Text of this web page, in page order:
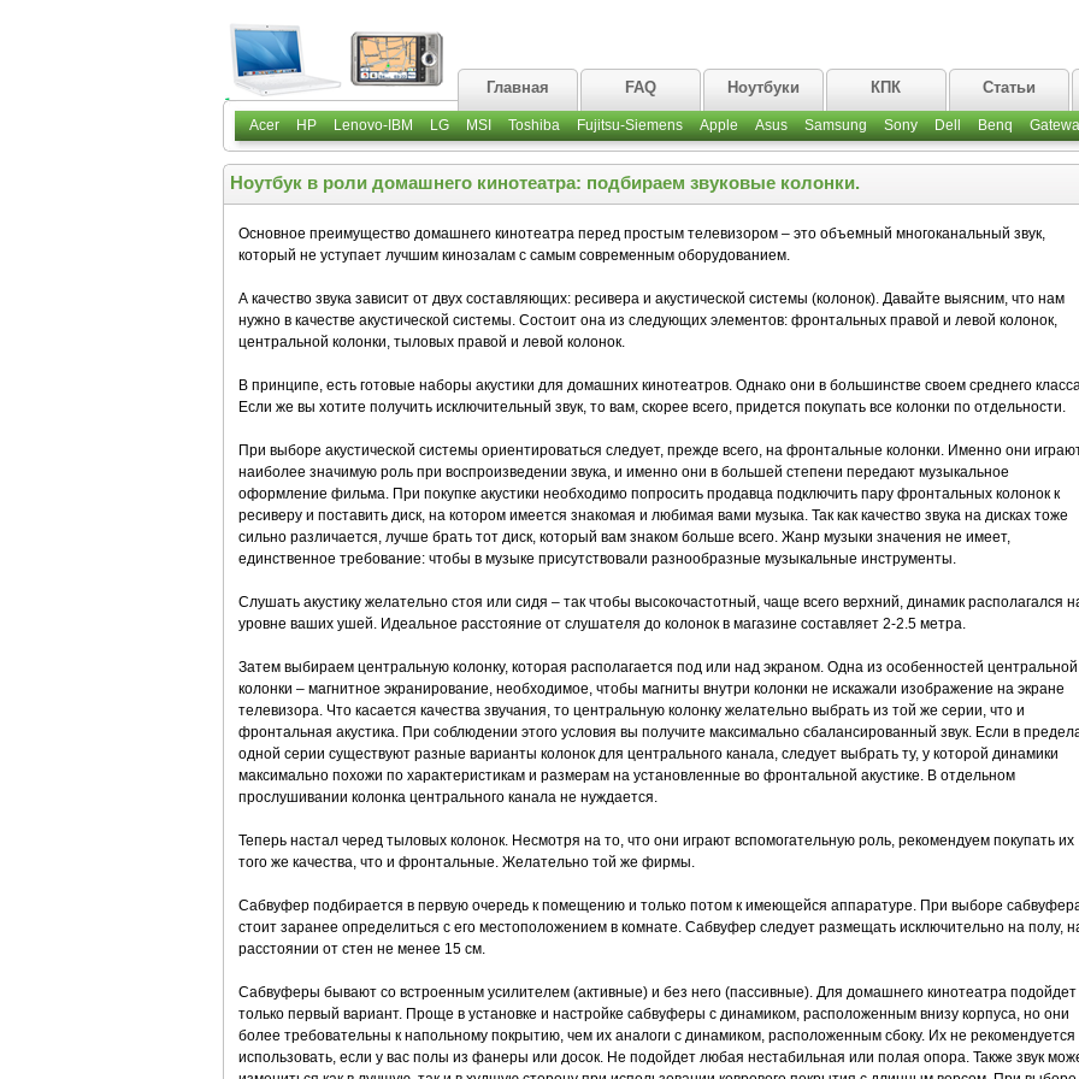
Главная FAQ Ноутбуки КПК Статьи
Acer HP Lenovo-IBM LG MSI Toshiba Fujitsu-Siemens Apple Asus Samsung Sony Dell Benq
Ноутбук в роли домашнего кинотеатра: подбираем звуковые колонки.
Основное преимущество домашнего кинотеатра перед простым телевизором – это объемный многоканальный звук,
который не уступает лучшим кинозалам с самым современным оборудованием.
А качество звука зависит от двух составляющих: ресивера и акустической системы (колонок). Давайте выясним, что нам
нужно в качестве акустической системы. Состоит она из следующих элементов: фронтальных правой и левой колонок,
центральной колонки, тыловых правой и левой колонок.
В принципе, есть готовые наборы акустики для домашних кинотеатров. Однако они в большинстве своем среднего
Если же вы хотите получить исключительный звук, то вам, скорее всего, придется покупать все колонки по отдельности.
При выборе акустической системы ориентироваться следует, прежде всего, на фронтальные колонки. Именно они
наиболее значимую роль при воспроизведении звука, и именно они в большей степени передают музыкальное
оформление фильма. При покупке акустики необходимо попросить продавца подключить пару фронтальных колонок к
ресиверу и поставить диск, на котором имеется знакомая и любимая вами музыка. Так как качество звука на дисках тоже
сильно различается, лучше брать тот диск, который вам знаком больше всего. Жанр музыки значения не имеет,
единственное требование: чтобы в музыке присутствовали разнообразные музыкальные инструменты.
Слушать акустику желательно стоя или сидя – так чтобы высокочастотный, чаще всего верхний, динамик располагался
уровне ваших ушей. Идеальное расстояние от слушателя до колонок в магазине составляет 2-2.5 метра.
Затем выбираем центральную колонку, которая располагается под или над экраном. Одна из особенностей центральной
колонки – магнитное экранирование, необходимое, чтобы магниты внутри колонки не искажали изображение на экране
телевизора. Что касается качества звучания, то центральную колонку желательно выбрать из той же серии, что и
фронтальная акустика. При соблюдении этого условия вы получите максимально сбалансированный звук. Если в
одной серии существуют разные варианты колонок для центрального канала, следует выбрать ту, у которой динамики
максимально похожи по характеристикам и размерам на установленные во фронтальной акустике. В отдельном
прослушивании колонка центрального канала не нуждается.
Теперь настал черед тыловых колонок. Несмотря на то, что они играют вспомогательную роль, рекомендуем покупать их
того же качества, что и фронтальные. Желательно той же фирмы.
Сабвуфер подбирается в первую очередь к помещению и только потом к имеющейся аппаратуре. При выборе
стоит заранее определиться с его местоположением в комнате. Сабвуфер следует размещать исключительно на полу,
расстоянии от стен не менее 15 см.
Сабвуферы бывают со встроенным усилителем (активные) и без него (пассивные). Для домашнего кинотеатра подойдет
только первый вариант. Проще в установке и настройке сабвуферы с динамиком, расположенным внизу корпуса, но они
более требовательны к напольному покрытию, чем их аналоги с динамиком, расположенным сбоку. Их не рекомендуется
использовать, если у вас полы из фанеры или досок. Не подойдет любая нестабильная или полая опора. Также звук